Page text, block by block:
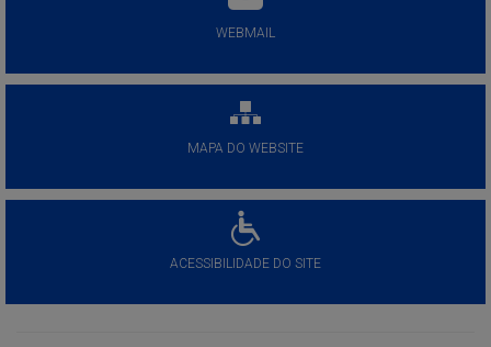
WEBMAIL
MAPA DO WEBSITE
ACESSIBILIDADE DO SITE